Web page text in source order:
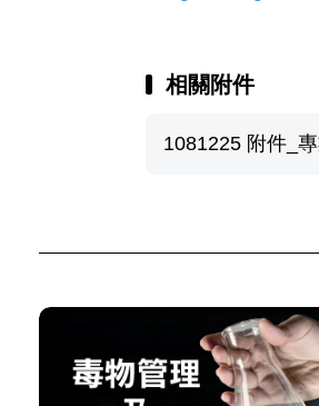
相關附件
1081225 附件_